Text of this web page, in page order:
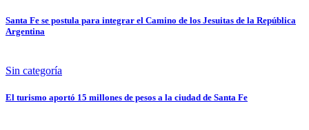
Santa Fe se postula para integrar el Camino de los Jesuitas de la República
Argentina
Sin categoría
El turismo aportó 15 millones de pesos a la ciudad de Santa Fe